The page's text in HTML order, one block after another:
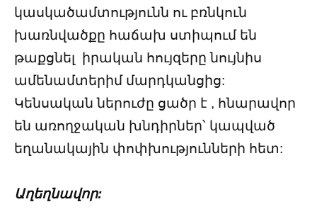
կասկածամտությունն ու բռնկուն
խառնվածքը հաճախ ստիպում են
թաքցնել իրական հույզերը նույնիս
ամենամտերիմ մարդկանցից:
Կենսական ներուժը ցածր է , հնարավոր
են առողջական խնդիրներ՝ կապված
եղանակային փոփխությունների հետ:
Աղեղնավոր: